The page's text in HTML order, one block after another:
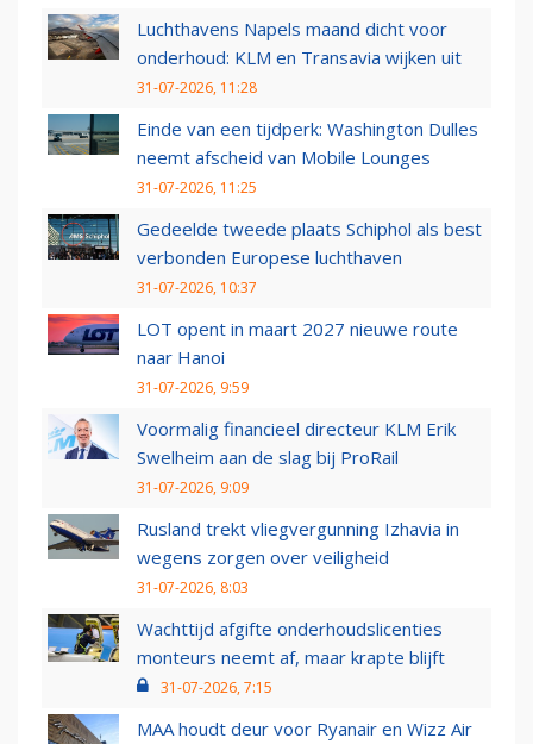
Luchthavens Napels maand dicht voor
onderhoud: KLM en Transavia wijken uit
31-07-2026, 11:28
Einde van een tijdperk: Washington Dulles
neemt afscheid van Mobile Lounges
31-07-2026, 11:25
Gedeelde tweede plaats Schiphol als best
verbonden Europese luchthaven
31-07-2026, 10:37
LOT opent in maart 2027 nieuwe route
naar Hanoi
31-07-2026, 9:59
Voormalig financieel directeur KLM Erik
Swelheim aan de slag bij ProRail
31-07-2026, 9:09
Rusland trekt vliegvergunning Izhavia in
wegens zorgen over veiligheid
31-07-2026, 8:03
Wachttijd afgifte onderhoudslicenties
monteurs neemt af, maar krapte blijft
31-07-2026, 7:15
MAA houdt deur voor Ryanair en Wizz Air